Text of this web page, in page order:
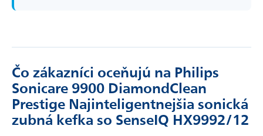
Čo zákazníci oceňujú na Philips
Sonicare 9900 DiamondClean
Prestige Najinteligentnejšia sonická
zubná kefka so SenseIQ HX9992/12